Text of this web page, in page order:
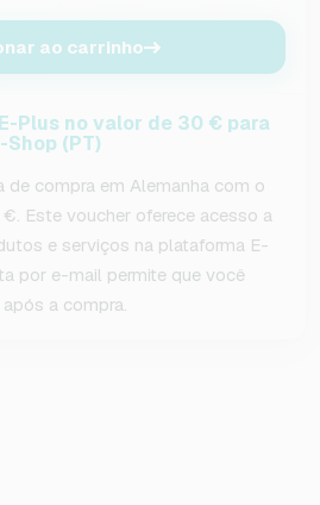
ao carrinho
Plus no valor de 30 € para
(PT)
de compra em Alemanha com o
Este voucher oferece acesso a
e serviços na plataforma E-
por e-mail permite que você
a compra.